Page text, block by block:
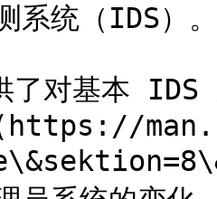
系统（IDS）。
了对基本 IDS